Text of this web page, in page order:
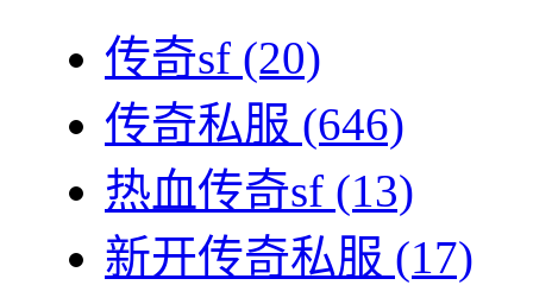
传奇sf (20)
传奇私服 (646)
热血传奇sf (13)
新开传奇私服 (17)